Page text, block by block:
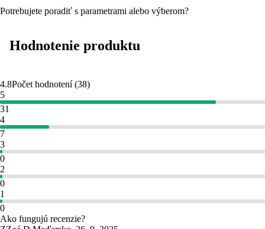
Potrebujete poradiť s parametrami alebo výberom?
Hodnotenie produktu
4.8Počet hodnotení(38)
5
31
4
7
3
0
2
0
1
0
Ako fungujú recenzie?